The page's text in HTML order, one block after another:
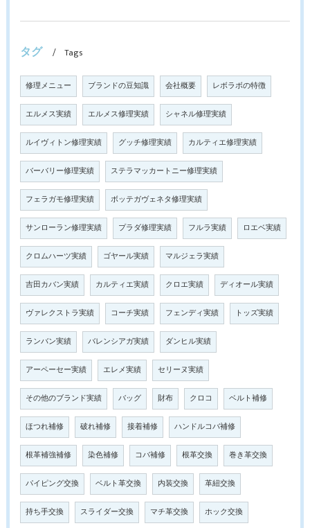
タグ Tags
修理メニュー ブランドの豆知識 会社概要 レボラボの特徴
エルメス実績 エルメス修理実績 シャネル修理実績
ルイヴィトン修理実績 グッチ修理実績 カルティエ修理実績
バーバリー修理実績 ステラマッカートニー修理実績
フェラガモ修理実績 ボッテガヴェネタ修理実績
サンローラン修理実績 プラダ修理実績 フルラ実績 ロエベ実績
クロムハーツ実績 ゴヤール実績 マルジェラ実績
吉田カバン実績 カルティエ実績 クロエ実績 ディオール実績
ヴァレクストラ実績 コーチ実績 フェンディ実績 トッズ実績
ランバン実績 バレンシアガ実績 ダンヒル実績
アーペーセー実績 エレメ実績 セリーヌ実績
その他のブランド実績 バッグ 財布 クロコ ベルト補修
ほつれ補修 破れ補修 接着補修 ハンドルコバ補修
根革補強補修 染色補修 コバ補修 根革交換 巻き革交換
パイピング交換 ベルト革交換 内装交換 革紐交換
持ち手交換 スライダー交換 マチ革交換 ホック交換